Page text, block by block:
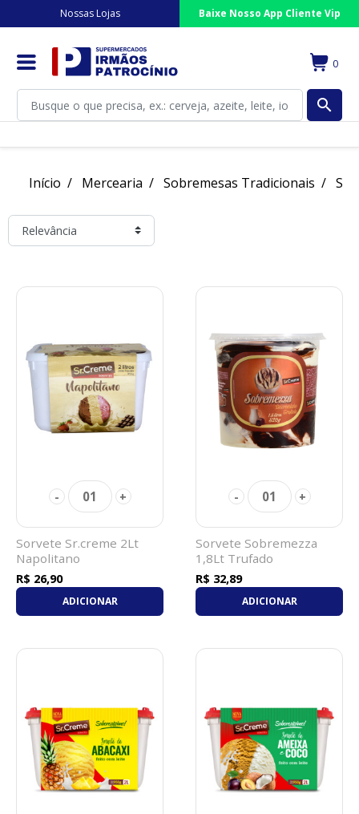
Nossas Lojas Baixe Nosso App Cliente Vip
0
search
Início Mercearia Sobremesas Tradicionais
- 01 +
Sorvete Sr.creme 2Lt
Napolitano
R$ 26,90
ADICIONAR
- 01 +
Sorvete Sobremezza
1,8Lt Trufado
R$ 32,89
ADICIONAR